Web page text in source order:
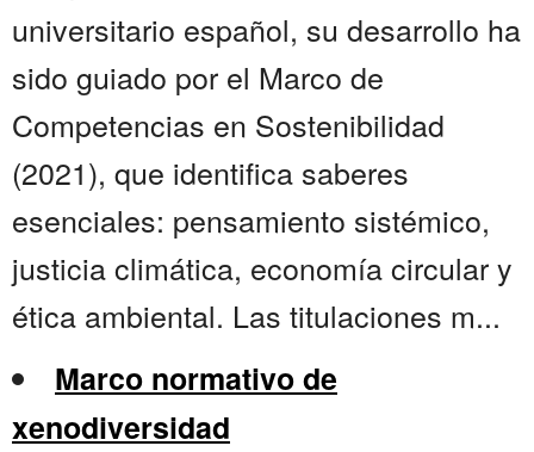
universitario español, su desarrollo ha
sido guiado por el Marco de
Competencias en Sostenibilidad
(2021), que identifica saberes
esenciales: pensamiento sistémico,
justicia climática, economía circular y
ética ambiental. Las titulaciones m...
Marco normativo de
xenodiversidad